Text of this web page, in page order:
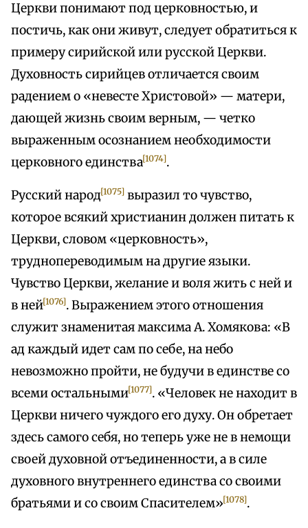
Церкви понимают под церковностью, и
постичь, как они живут, следует обратиться к
примеру сирийской или русской Церкви.
Духовность сирийцев отличается своим
радением о «невесте Христовой» — матери,
дающей жизнь своим верным, — четко
выраженным осознанием необходимости
церковного единства[1074].
Русский народ[1075] выразил то чувство,
которое всякий христианин должен питать к
Церкви, словом «церковность»,
труднопереводимым на другие языки.
Чувство Церкви, желание и воля жить с ней и
в ней[1076]. Выражением этого отношения
служит знаменитая максима А. Хомякова: «В
ад каждый идет сам по себе, на небо
невозможно пройти, не будучи в единстве со
всеми остальными[1077]. «Человек не находит в
Церкви ничего чуждого его духу. Он обретает
здесь самого себя, но теперь уже не в немощи
своей духовной отъединенности, а в силе
духовного внутреннего единства со своими
братьями и со своим Спасителем»[1078].